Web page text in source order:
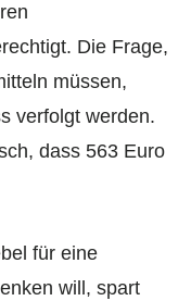
Die Frage,
müssen,
verfolgt werden.
dass 563 Euro
für eine
will, spart